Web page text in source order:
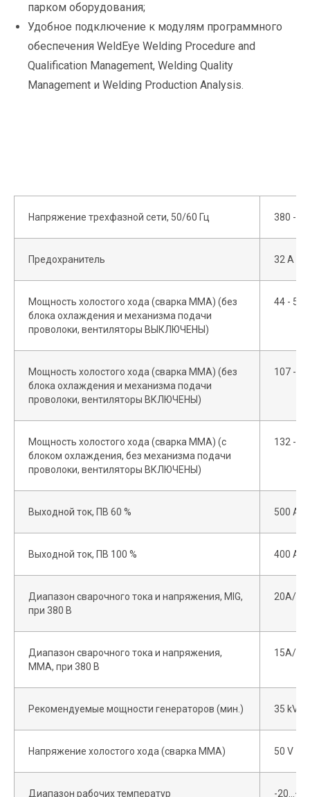
парком оборудования;
Удобное подключение к модулям программного
обеспечения WeldEye Welding Procedure and
Qualification Management, Welding Quality
Management и Welding Production Analysis.
Напряжение трехфазной сети, 50/60 Гц 380 -
Предохранитель 32 A
Мощность холостого хода (сварка MMA) (без
блока охлаждения и механизма подачи
проволоки, вентиляторы ВЫКЛЮЧЕНЫ)
44 - 53
Мощность холостого хода (сварка MMA) (без
блока охлаждения и механизма подачи
проволоки, вентиляторы ВКЛЮЧЕНЫ)
107 -
Мощность холостого хода (сварка MMA) (с
блоком охлаждения, без механизма подачи
проволоки, вентиляторы ВКЛЮЧЕНЫ)
132 -
Выходной ток, ПВ 60 % 500 A
Выходной ток, ПВ 100 % 400 A
Диапазон сварочного тока и напряжения, MIG,
при 380 В
20A/
Диапазон сварочного тока и напряжения,
MMA, при 380 В
15A/
Рекомендуемые мощности генераторов (мин.) 35 kVA
Напряжение холостого хода (сварка MMA) 50 V
Диапазон рабочих температур -
Этапы заказа
оборудования